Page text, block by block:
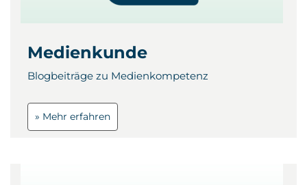
Medienkunde
Blogbeiträge zu Medienkompetenz
» Mehr erfahren